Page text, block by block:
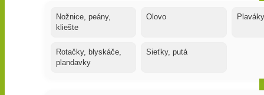
Nožnice, peány,
kliešte
Olovo Plaváky
Rotačky, blyskáče,
plandavky
Sieťky, putá